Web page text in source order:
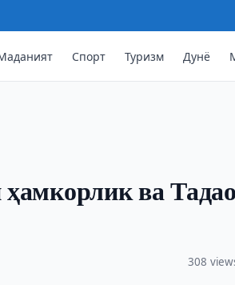
Спорт Туризм Дунё
ва Тадао
308